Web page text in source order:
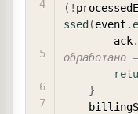
( !
ssed (event .
        ack
.
обработано
}